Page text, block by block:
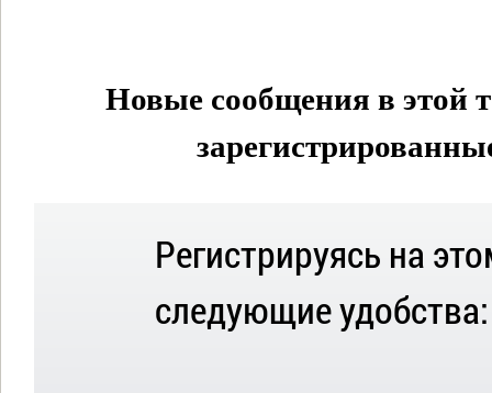
Новые сообщения в этой
Регистрируясь на
следующие удобства: